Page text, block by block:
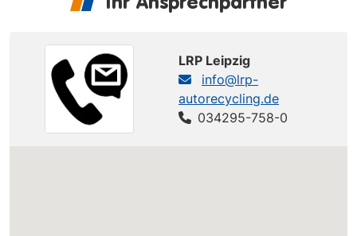
PEUGEOT 807
PEUGEOT 807 807 HDi 135
PEUGEOT 807 V6 205 204 PS
LRP Leipzig
info@lrp-
autorecycling.de
034295-758-0